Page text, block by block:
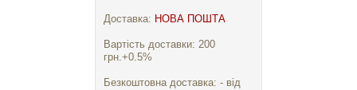
Доставка: НОВА ПОШТА
Вартість доставки: 200
грн.+0.5%
Безкоштовна доставка: - від